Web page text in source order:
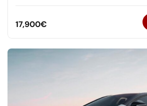
17,900€